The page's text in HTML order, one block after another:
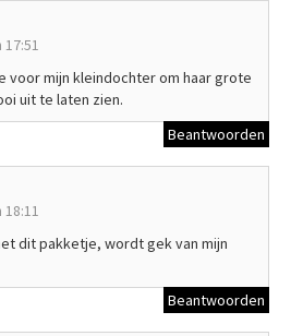
17:51
voor mijn kleindochter om haar grote
uit te laten zien.
Beantwoorden
18:11
dit pakketje, wordt gek van mijn
Beantwoorden